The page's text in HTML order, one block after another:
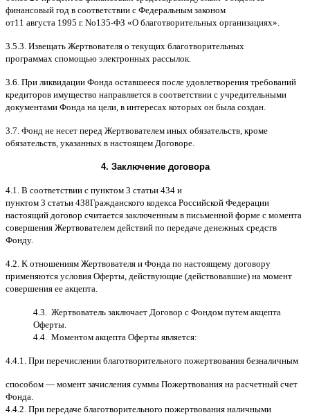
финансовый год в соответствии с Федеральным законом
от11 августа 1995 г. No135-ФЗ «О благотворительных организациях».
3.5.3. Извещать Жертвователя o текущих благотворительных
программах cпомощью электронных рассылок
3.6. При ликвидации Фонда оставшееся после удовлетворения требований
кредиторов имущество направляется в соответствии с учредительными
документами Фонда на цели в интересах которых он была создан
3.7. Фонд не несет перед Жертвователем иных обязательств кроме
обязательств указанных в настоящем Договоре
4. Заключение договора
4.1. B соответствии с пунктом 3 статьи 434 и
пунктом 3 статьи 438Гражданского кодекса Российской Федерации
настоящий договор считается заключенным в письменной форме c момента
совершения Жертвователем действий по передаче денежных средств
Фонду.
4.2. K отношениям Жертвователя и Фонда по настоящему договору
применяются условия Оферты действующие (действовавшие) на момент
совершения ее акцепта
4.3. Жертвователь заключает Договор c Фондом путем акцепта
Оферты
4.4. Моментом акцепта Оферты является:
4.4.1. При перечислении благотворительного пожертвования безналичным
способом — момент зачисления суммы Пожертвования на расчетный счет
Фонда
4.4.2. При передаче благотворительного пожертвования наличными